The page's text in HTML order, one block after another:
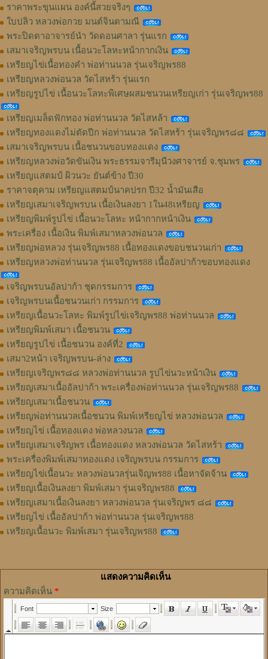
ราคาพระขุนแผน องค์นี้สวยจริงๆ
ใบปลิว หลวงพ่อกวย มนต์จินดามณี
พระปิดตาอาจารย์นำ วัดดอนศาลา รุ่นแรก
เสมาเจริญพรบน เนื้อนวะโลหะหน้ากากเงิน
เหรียญไข่เนื้อทองคำ พ่อท่านนวล รุ่นเจริญพร88
เหรียญหลวงพ่อนวล วัดไสหร้า รุ่นแรก
เหรียญรูปไข่ เนื้อนวะโลหะพิเศษผสมชนวนเหรียญเก่า รุ่นเจริญพร88
เหรียญเมล็ดฟักทอง พ่อท่านนวล วัดไสหล้า
เหรียญทองแดงไม่ตัดปีก พ่อท่านนวล วัดไสหร้า รุ่นเจริญพร๘๘
เสมาเจริญพรบน เนื้อชนวนขอบทองแดง
เหรียญหลวงพ่อวัดขันเงิน พระธรรมจารีมุนีวงศาจารย์ จ.ชุมพร
เหรียญแสตมป์ ผิวนวะ ยันต์ข้าง ปี30
ราคาจตุคาม เหรียญแสตมป์นาคปรก ปี32 น้ำมันเสือ
เหรียญเสมาเจริญพรบน เนื้อเงินลงยา 1ใน48เหรียญ
เหรียญพิมพ์รูปไข่ เนื้อนวะโลหะ หน้ากากหน้าเงิน
พระเครื่อง เนื้อเงิน พิมพ์เสมาหลวงพ่อนวล
เหรียญพ่อหลวง รุ่นเจริญพร88 เนื้อทองแดงขอบชนวนเก่า
เหรียญหลวงพ่อท่านนวล รุ่นเจริญพร88 เนื้ออัลปาก้าขอบทองแดง
เจริญพรบนอัลปาก้า ชุดกรรมการ
เจริญพรบนเนื้อชนวนเก่า กรรมการ
เหรียญเนื้อนวะโลหะ พิมพ์รูปไข่เจริญพร88 พ่อท่านนวล
เหรียญพิมพ์เสมา เนื้อชนวน
เหรียญรูปไข่ เนื้อชนวน องค์ที่2
เสมา2หน้า เจริญพรบน-ล่าง
เหรียญเจริญพร๘๘ หลวงพ่อท่านนวล รูปไข่นวะหน้าเงิน
เหรียญเสมาเนื้ออัลปาก้า พระเครื่องพ่อท่านนวล รุ่นเจริญพร88
เหรียญเสมาเนื้อชนวน
เหรียญพ่อท่านนวลเนื้อชนวน พิมพ์เหรียญไข่ หลวงพ่อนวล
เหรียญไข่ เนื้อทองแดง พ่อหลวงนวล
เหรียญเสมาเจริญพร เนื้อทองแดง หลวงพ่อนวล วัดไสหร้า
พระเครื่องพิมพ์เสมาทองแดง เจริญพรบน กรรมการ
เหรียญไข่เนื้อนวะ หลวงพ่อนวลรุ่นเจิญพร88 เนื้อหาจัดจ้าน
เหรียญเนื้อเงินลงยา พิมพ์เสมา รุ่นเจริญพร88
เหรียญเสมาเนื้อเงินลงยา หลวงพ่อนวล รุ่นเจริญพร ๘๘
เหรียญไข่ เนื้ออัลปาก้า พ่อท่านนวล รุ่นเจริญพร88
เหรียญเนื้อนวะ พิมพ์เสมา รุ่นเจริญพร88
แสดงความคิดเห็น
ความคิดเห็น *